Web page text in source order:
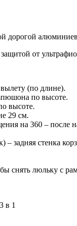
дорогой
от
(по длине).
по высоте.
высоте.
29 см.
на 360 –
– задняя стенка
снять люльку с
в 1